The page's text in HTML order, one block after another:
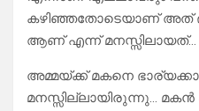
കഴിഞ്ഞതോടെയാണ് അത്
ആണ് എന്ന് മനസ്സിലായത്…
അമ്മയ്ക്ക് മകനെ
മനസ്സില്ലായിരുന്നു…